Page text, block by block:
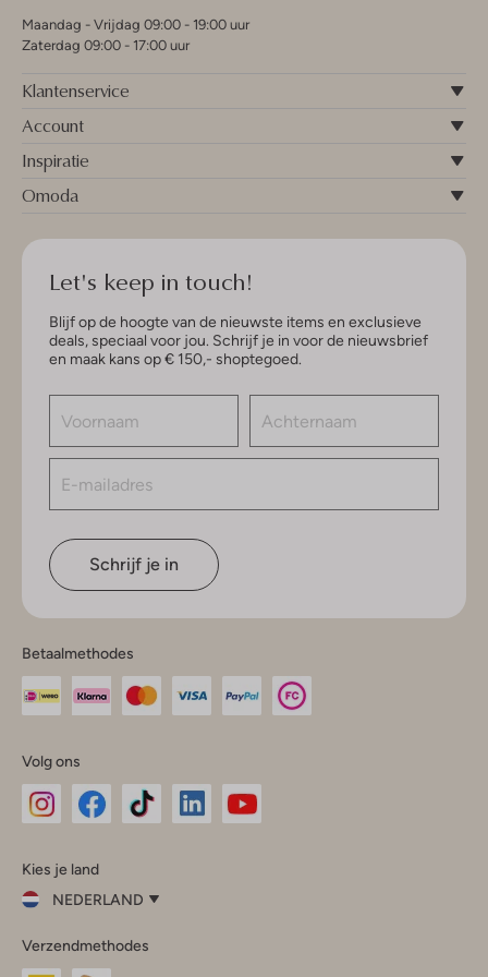
Maandag - Vrijdag 09:00 - 19:00 uur
Zaterdag 09:00 - 17:00 uur
Klantenservice
Account
Inspiratie
Omoda
Let's keep in touch!
Blijf op de hoogte van de nieuwste items en exclusieve
deals, speciaal voor jou. Schrijf je in voor de nieuwsbrief
en maak kans op € 150,- shoptegoed.
Schrijf je in
Betaalmethodes
Volg ons
InstagramFacebook
Kies je land
NEDERLAND
je
land
Verzendmethodes